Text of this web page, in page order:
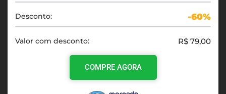
Desconto: -60%
Valor com desconto: R$ 79,00
COMPRE AGORA